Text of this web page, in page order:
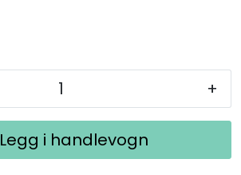
+
Legg i handlevogn